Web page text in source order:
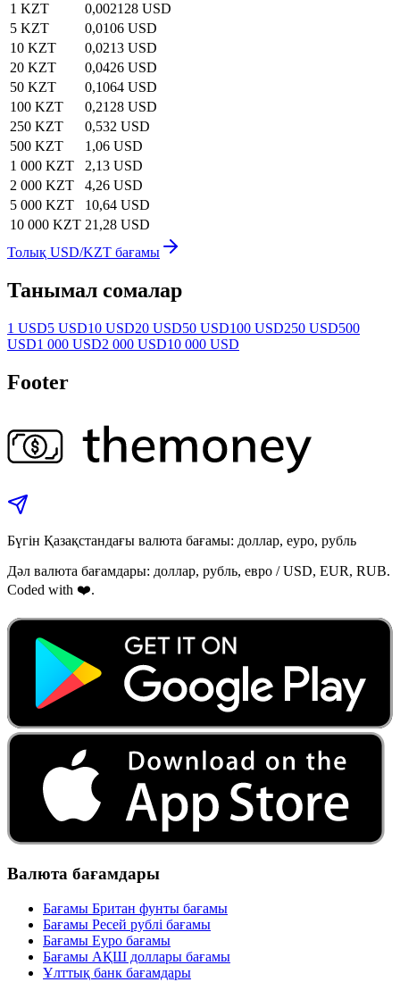
1 KZT
0,002128 USD
5 KZT
0,0106 USD
10 KZT
0,0213 USD
20 KZT
0,0426 USD
50 KZT
0,1064 USD
100 KZT
0,2128 USD
250 KZT
0,532 USD
500 KZT
1,06 USD
1 000 KZT
2,13 USD
2 000 KZT
4,26 USD
5 000 KZT
10,64 USD
10 000 KZT 21,28 USD
Толық USD/KZT бағамы
Танымал сомалар
1 USD5 USD10 USD20 USD50 USD100 USD250 USD500
USD1 000 USD2 000 USD10 000 USD
Footer
Бүгін Қазақстандағы валюта бағамы: доллар, еуро, рубль
Дәл валюта бағамдары: доллар, рубль, евро / USD, EUR, RUB.
Coded with ❤️.
Валюта бағамдары
Бағамы Британ фунты бағамы
Бағамы Ресей рублі бағамы
Бағамы Еуро бағамы
Бағамы АҚШ доллары бағамы
Ұлттық банк бағамдары